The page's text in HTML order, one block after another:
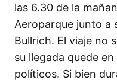
las 6.30 de la
Aeroparque junto a
Bullrich. El viaje no
su llegada quede
políticos. Si bien